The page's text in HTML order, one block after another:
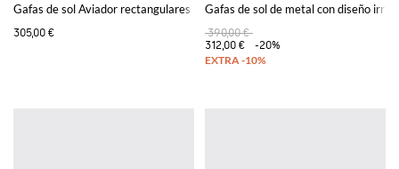
Gafas de sol Aviador rectangulares de acetato con logo
305,00 €
Gafas de sol de metal con diseño
390,00 €
312,00 €
-20%